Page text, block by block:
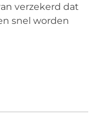
verzekerd dat
snel worden